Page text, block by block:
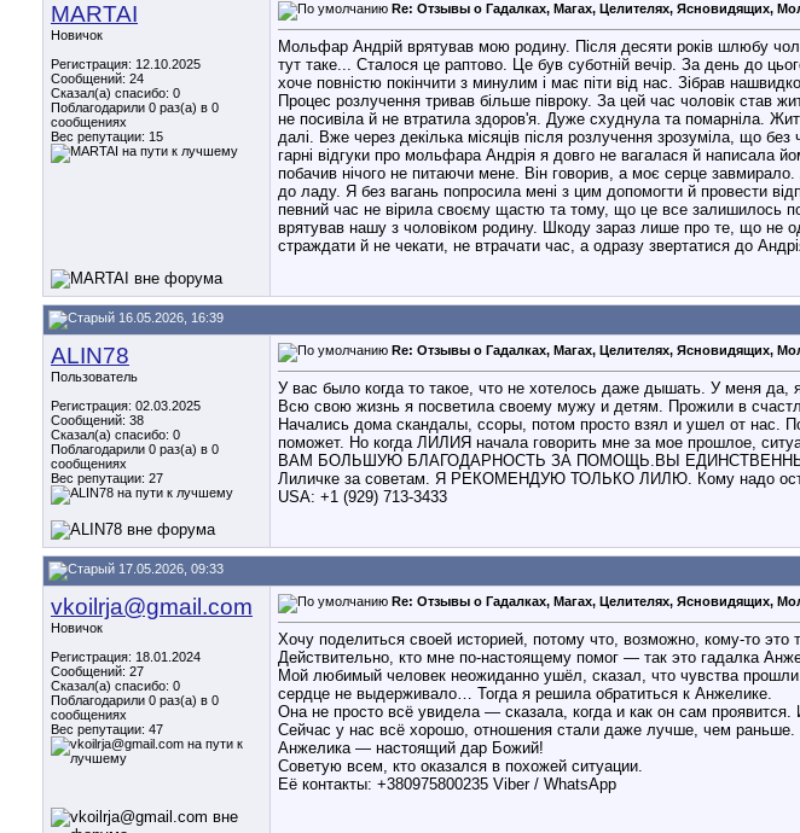
MARTAI
Новичок
Регистрация: 12.10.2025
Сообщений: 24
Сказал(а) спасибо: 0
Поблагодарили 0 раз(а) в 0
сообщениях
Вес репутации: 15
Re: Отзывы о Гадалках, Магах, Целителях, Ясновидящих,
Мольфар Андрій врятував мою родину. Після десяти років шлюбу
тут таке... Сталося це раптово. Це був суботній вечір. За день до
хоче повністю покінчити з минулим і має піти від нас. Зібрав
Процес розлучення тривав більше півроку. За цей час чоловік став
не посивіла й не втратила здоров'я. Дуже схуднула та помарніла.
далі. Вже через декілька місяців після розлучення зрозуміла, що
гарні відгуки про мольфара Андрія я довго не вагалася й
побачив нічого не питаючи мене. Він говорив, а моє серце
до ладу. Я без вагань попросила мені з цим допомогти й провести
певний час не вірила своєму щастю та тому, що це все залишилось
врятував нашу з чоловіком родину. Шкоду зараз лише про те, що не
страждати й не чекати, не втрачати час, а одразу звертатися до
16.05.2026, 16:39
ALIN78
Пользователь
Регистрация: 02.03.2025
Сообщений: 38
Сказал(а) спасибо: 0
Поблагодарили 0 раз(а) в 0
сообщениях
Вес репутации: 27
Re: Отзывы о Гадалках, Магах, Целителях, Ясновидящих,
У вас было когда то такое, что не хотелось даже дышать. У меня
Всю свою жизнь я посветила своему мужу и детям. Прожили в
Начались дома скандалы, ссоры, потом просто взял и ушел от нас.
поможет. Но когда ЛИЛИЯ начала говорить мне за мое прошлое,
ВАМ БОЛЬШУЮ БЛАГОДАРНОСТЬ ЗА ПОМОЩЬ.ВЫ
Лиличке за советам. Я РЕКОМЕНДУЮ ТОЛЬКО ЛИЛЮ. Кому надо
USA: +1 (929) 713-3433
17.05.2026, 09:33
vkoilrja@gmail.com
Новичок
Регистрация: 18.01.2024
Сообщений: 27
Сказал(а) спасибо: 0
Поблагодарили 0 раз(а) в 0
сообщениях
Вес репутации: 47
Re: Отзывы о Гадалках, Магах, Целителях, Ясновидящих,
Хочу поделиться своей историей, потому что, возможно, кому-то это
Действительно, кто мне по-настоящему помог — так это гадалка
Мой любимый человек неожиданно ушёл, сказал, что чувства
сердце не выдерживало… Тогда я решила обратиться к Анжелике.
Она не просто всё увидела — сказала, когда и как он сам
Сейчас у нас всё хорошо, отношения стали даже лучше, чем раньше.
Анжелика — настоящий дар Божий!
Советую всем, кто оказался в похожей ситуации.
Её контакты: +380975800235 Viber / WhatsApp